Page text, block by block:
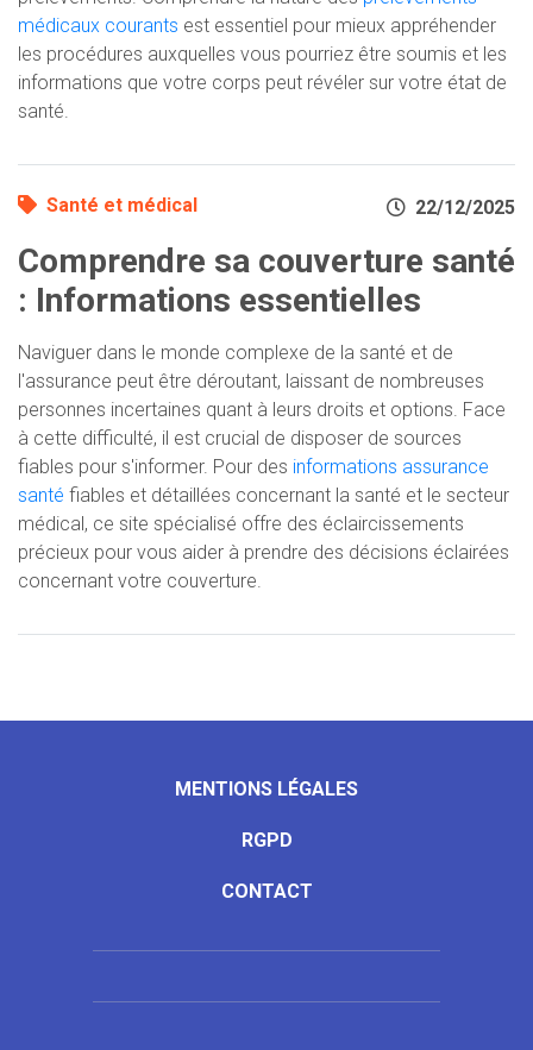
médicaux courants est essentiel pour mieux appréhender
les procédures auxquelles vous pourriez être soumis et les
informations que votre corps peut révéler sur votre état de
santé.
Santé et médical 22/12/2025
Comprendre sa couverture santé
: Informations essentielles
Naviguer dans le monde complexe de la santé et de
l'assurance peut être déroutant, laissant de nombreuses
personnes incertaines quant à leurs droits et options. Face
à cette difficulté, il est crucial de disposer de sources
fiables pour s'informer. Pour des informations assurance
santé fiables et détaillées concernant la santé et le secteur
médical, ce site spécialisé offre des éclaircissements
précieux pour vous aider à prendre des décisions éclairées
concernant votre couverture.
MENTIONS LÉGALES
RGPD
CONTACT